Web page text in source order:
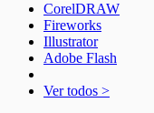
CorelDRAW
Fireworks
Illustrator
Adobe Flash
Ver todos >